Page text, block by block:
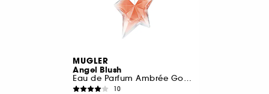
MUGLER
Angel Blush
Eau de Parfum Ambrée Gourmande Musquée pour Femme\t\t\t\t\t
10